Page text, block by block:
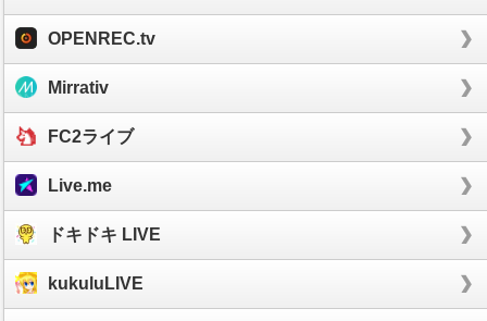
OPENREC.tv
Mirrativ
FC2ライブ
Live.me
ドキドキ LIVE
kukuluLIVE